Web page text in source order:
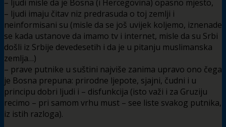
– ljudi misle da je Bosna (i Hercegovina) opasno mjesto,
– ljudi imaju čitav niz predrasuda o toj zemlji i
neinformisani su (misle da se još uvijek koljemo, iznenade
se kada ustanove da imamo tv i internet, misle da su Srbi
došli iz Srbije devedesetih i da je u pitanju muslimanska
zemlja…)
– prave putnike u suštini najviše zanima upravo ono čega
je Bosna prepuna: prirodne ljepote, sjajni, čudni i u
principu dobri ljudi i – disfunkcija (isto važi i za Gruziju
recimo – pri samom vrhu must – see liste svakog putnika,
iz istih razloga).